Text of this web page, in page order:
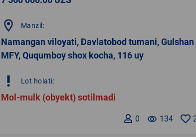
location_on Manzil:
Namangan viloyati, Davlatobod tumani, Gulshan
MFY, Ququmboy shox kocha, 116 uy
priority_high Lot holati:
Mol-mulk (obyekt) sotilmadi
remove_red_eye 134
0